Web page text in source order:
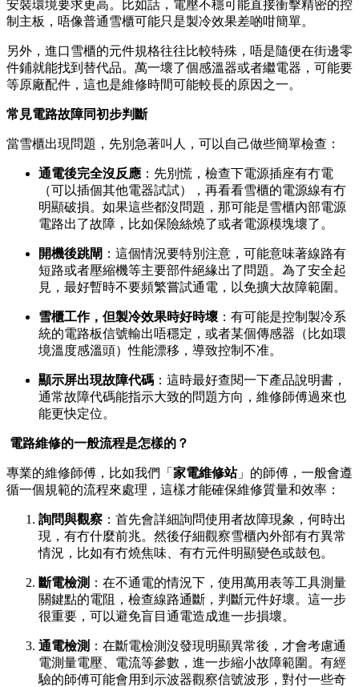
安裝環境要求更高。比如話，電壓不穩可能直接衝擊精密的控
制主板，唔像普通雪櫃可能只是製冷效果差啲咁簡單。
另外，進口雪櫃的元件規格往往比較特殊，唔是隨便在街邊零
件鋪就能找到替代品。萬一壞了個感溫器或者繼電器，可能要
等原廠配件，這也是維修時間可能較長的原因之一。
常見電路故障同初步判斷
當雪櫃出現問題，先別急著叫人，可以自己做些簡單檢查：
通電後完全沒反應 ：先別慌，檢查下電源插座有冇電
（可以插個其他電器試試），再看看雪櫃的電源線有冇
明顯破損。如果這些都沒問題，那可能是雪櫃內部電源
電路出了故障，比如保險絲燒了或者電源模塊壞了。
開機後跳閘 ：這個情況要特別注意，可能意味著線路有
短路或者壓縮機等主要部件絕緣出了問題。為了安全起
見，最好暫時不要頻繁嘗試通電，以免擴大故障範圍。
雪櫃工作，但製冷效果時好時壞 ：有可能是控制製冷系
統的電路板信號輸出唔穩定，或者某個傳感器（比如環
境溫度感溫頭）性能漂移，導致控制不准。
顯示屏出現故障代碼 ：這時最好查閱一下產品說明書，
通常故障代碼能指示大致的問題方向，維修師傅過來也
能更快定位。
️ 電路維修的一般流程是怎樣的？
專業的維修師傅，比如我們「 家電維修站」的師傅，一般會遵
循一個規範的流程來處理，這樣才能確保維修質量和效率：
詢問與觀察 ：首先會詳細詢問使用者故障現象，何時出
現，有冇什麼前兆。然後仔細觀察雪櫃內外部有冇異常
情況，比如有冇燒焦味、有冇元件明顯變色或鼓包。
斷電檢測 ：在不通電的情況下，使用萬用表等工具測量
關鍵點的電阻，檢查線路通斷，判斷元件好壞。這一步
很重要，可以避免盲目通電造成進一步損壞。
通電檢測 ：在斷電檢測沒發現明顯異常後，才會考慮通
電測量電壓、電流等參數，進一步縮小故障範圍。有經
驗的師傅可能會用到示波器觀察信號波形，對付一些奇